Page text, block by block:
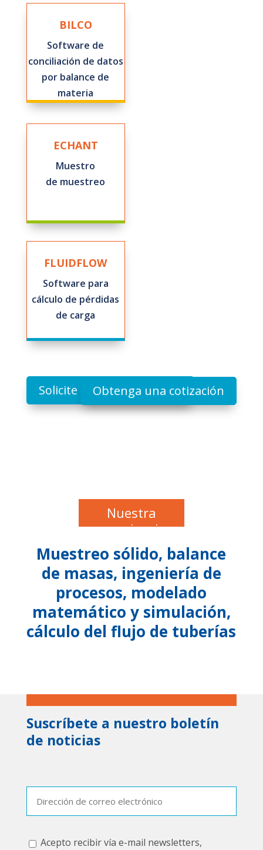
BILCO
Software de
conciliación de datos
por balance de
materia
ECHANT
Muestro
de muestreo
FLUIDFLOW
Software para
cálculo de pérdidas
de carga
Solicite una demostración
Obtenga una cotización
Nuestra
experiencia
Muestreo sólido, balance
de masas, ingeniería de
procesos, modelado
matemático y simulación,
cálculo del flujo de tuberías
Suscríbete a nuestro boletín
de noticias
Boletín
electrónico
Consentimiento
Acepto recibir vía e-mail newsletters,